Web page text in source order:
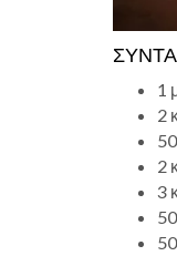
1
2
2
3